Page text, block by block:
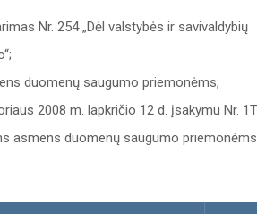
Nr. 254 „Dėl valstybės ir savivaldybių
duomenų saugumo priemonėms,
2008 m. lapkričio 12 d. įsakymu Nr.
asmens duomenų saugumo priemonėms